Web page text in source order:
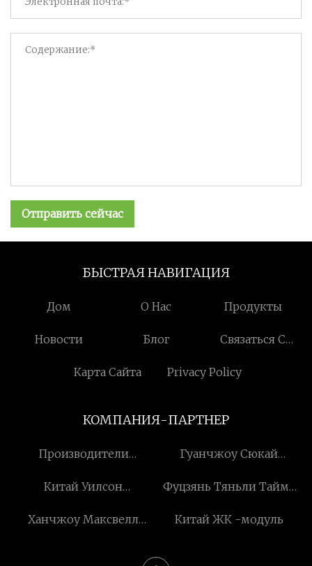
Отправить сейчас
БЫСТРАЯ НАВИГАЦИЯ
Дом О Нас Продукты
Новости Блог
Связаться С
Карта Сайта
Privacy Policy
КОМПАНИЯ-ПАРТНЕР
Производители
Гуанчжоу Сюкай
Технология Компания,
Китай Уилсон
Co., Limited
Фуцзянь Тяньли Таймс
Ханчжоу Максвелл
Китай ЖК -модуль